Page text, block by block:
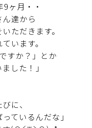
ヶ月・・
達から
ただきます。
います。
すか？」とか
した！」
に、
ているんだな」